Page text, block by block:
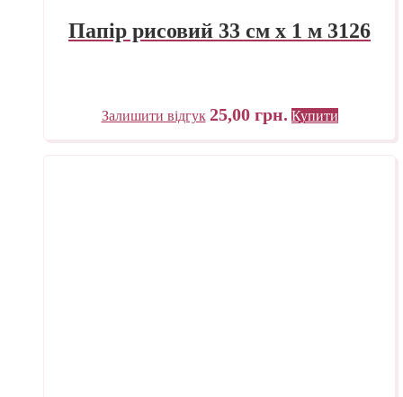
Папір рисовий 33 см х 1 м 3126
Залишити відгук 25,00 грн. Купити